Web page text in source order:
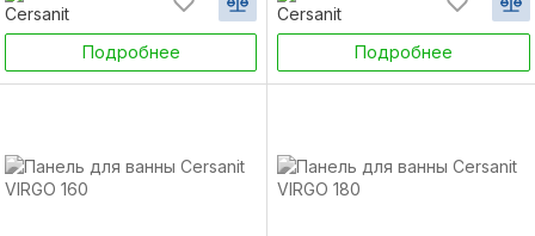
Подробнее Подробнее